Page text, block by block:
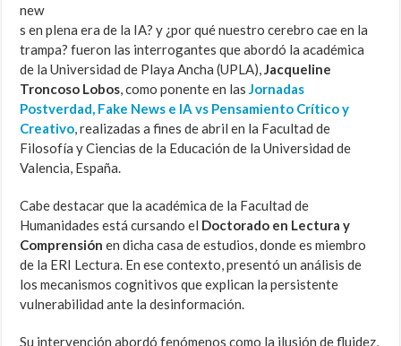
new
s en plena era de la IA? y ¿por qué nuestro cerebro cae en la
trampa? fueron las interrogantes que abordó la académica
de la Universidad de Playa Ancha (UPLA),Jacqueline
Troncoso Lobos, como ponente en lasJornadas
Postverdad, Fake News e IA vs Pensamiento Crítico y
Creativo, realizadas a fines de abril en la Facultad de
Filosofía y Ciencias de la Educación de la Universidad de
Valencia, España.
Cabe destacar que la académica de la Facultad de
Humanidades está cursando el Doctorado en Lectura y
Comprensión en dicha casa de estudios, donde es miembro
de la ERI Lectura. En ese contexto, presentó un análisis de
los mecanismos cognitivos que explican la persistente
vulnerabilidad ante la desinformación.
Su intervención abordó fenómenos como la ilusión de fluidez,